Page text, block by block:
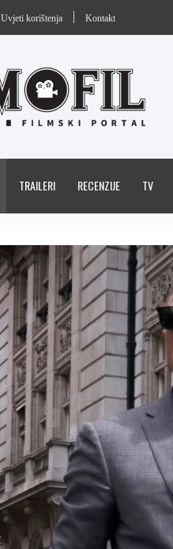
Uvjeti korištenja Kontakt
TRAILERI RECENZIJE TV